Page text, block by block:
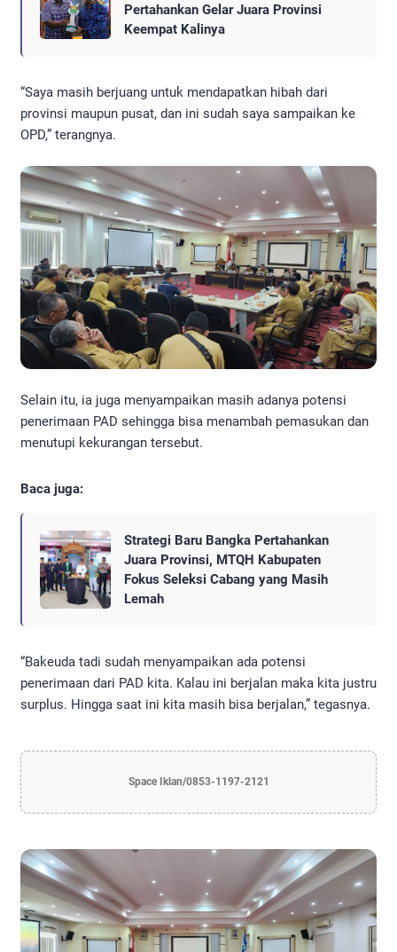
Pertahankan Gelar Juara Provinsi
Keempat Kalinya
“Saya masih berjuang untuk mendapatkan hibah dari
provinsi maupun pusat, dan ini sudah saya sampaikan ke
OPD,” terangnya.
Selain itu, ia juga menyampaikan masih adanya potensi
penerimaan PAD sehingga bisa menambah pemasukan dan
menutupi kekurangan tersebut.
Baca juga:
Strategi Baru Bangka Pertahankan
Juara Provinsi, MTQH Kabupaten
Fokus Seleksi Cabang yang Masih
Lemah
“Bakeuda tadi sudah menyampaikan ada potensi
penerimaan dari PAD kita. Kalau ini berjalan maka kita justru
surplus. Hingga saat ini kita masih bisa berjalan,” tegasnya.
Space Iklan/0853-1197-2121